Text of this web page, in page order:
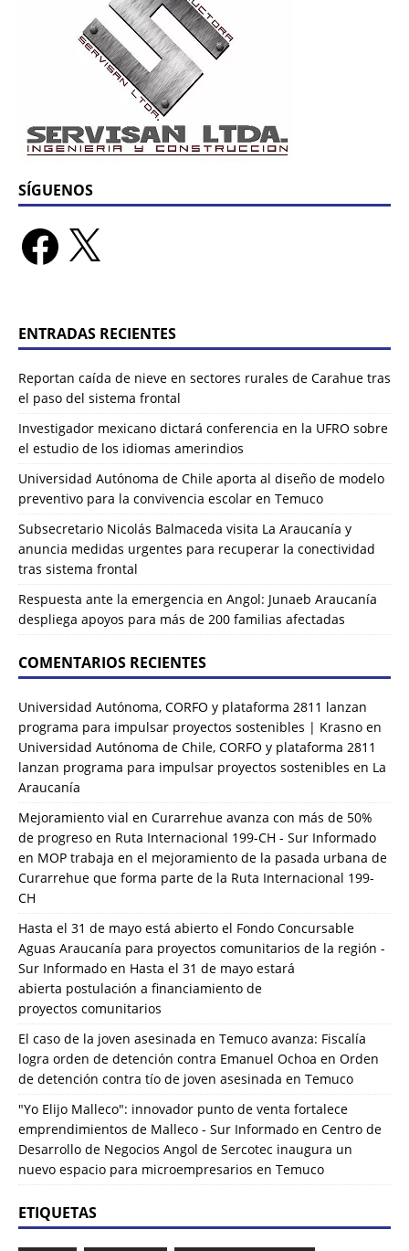
SÍGUENOS
ENTRADAS RECIENTES
Reportan caída de nieve en sectores rurales de Carahue tras
el paso del sistema frontal
Investigador mexicano dictará conferencia en la UFRO sobre
el estudio de los idiomas amerindios
Universidad Autónoma de Chile aporta al diseño de modelo
preventivo para la convivencia escolar en Temuco
Subsecretario Nicolás Balmaceda visita La Araucanía y
anuncia medidas urgentes para recuperar la conectividad
tras sistema frontal
Respuesta ante la emergencia en Angol: Junaeb Araucanía
despliega apoyos para más de 200 familias afectadas
COMENTARIOS RECIENTES
Universidad Autónoma, CORFO y plataforma 2811 lanzan
programa para impulsar proyectos sostenibles | Krasno en
Universidad Autónoma de Chile, CORFO y plataforma 2811
lanzan programa para impulsar proyectos sostenibles en La
Araucanía
Mejoramiento vial en Curarrehue avanza con más de 50%
de progreso en Ruta Internacional 199-CH - Sur Informado
en MOP trabaja en el mejoramiento de la pasada urbana de
Curarrehue que forma parte de la Ruta Internacional 199-
CH
Hasta el 31 de mayo está abierto el Fondo Concursable
Aguas Araucanía para proyectos comunitarios de la región -
Sur Informado en Hasta el 31 de mayo estará
abierta postulación a financiamiento de
proyectos comunitarios
El caso de la joven asesinada en Temuco avanza: Fiscalía
logra orden de detención contra Emanuel Ochoa en Orden
de detención contra tío de joven asesinada en Temuco
"Yo Elijo Malleco": innovador punto de venta fortalece
emprendimientos de Malleco - Sur Informado en Centro de
Desarrollo de Negocios Angol de Sercotec inaugura un
nuevo espacio para microempresarios en Temuco
ETIQUETAS